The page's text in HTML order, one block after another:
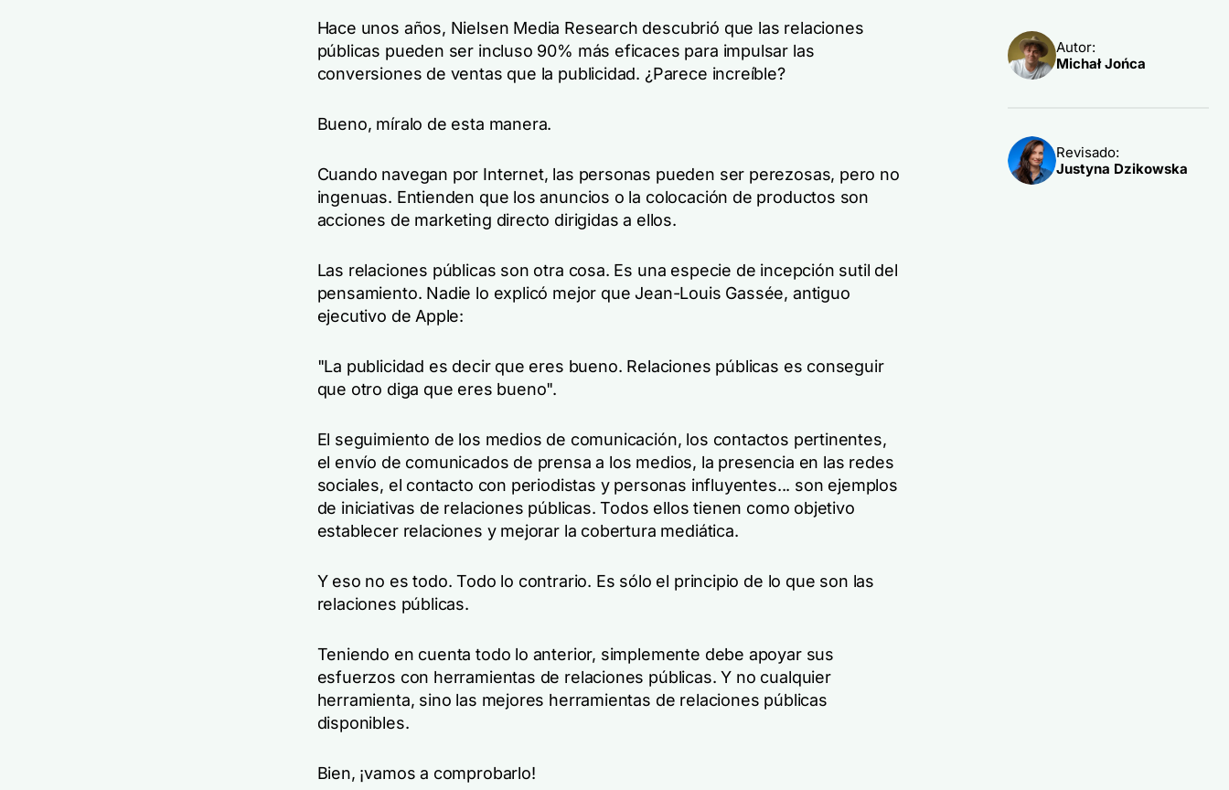
Hace unos años, Nielsen Media Research descubrió que las relaciones
públicas pueden ser incluso 90% más eficaces para impulsar las
conversiones de ventas que la publicidad. ¿Parece increíble?
Bueno, míralo de esta manera.
Cuando navegan por Internet, las personas pueden ser perezosas, pero no
ingenuas. Entienden que los anuncios o la colocación de productos son
acciones de marketing directo dirigidas a ellos.
Las relaciones públicas son otra cosa. Es una especie de incepción sutil del
pensamiento. Nadie lo explicó mejor que Jean-Louis Gassée, antiguo
ejecutivo de Apple:
"La publicidad es decir que eres bueno. Relaciones públicas es conseguir
que otro diga que eres bueno".
El seguimiento de los medios de comunicación, los contactos pertinentes,
el envío de comunicados de prensa a los medios, la presencia en las redes
sociales, el contacto con periodistas y personas influyentes... son ejemplos
de iniciativas de relaciones públicas. Todos ellos tienen como objetivo
establecer relaciones y mejorar la cobertura mediática.
Y eso no es todo. Todo lo contrario. Es sólo el principio de lo que son las
relaciones públicas.
Teniendo en cuenta todo lo anterior, simplemente debe apoyar sus
esfuerzos con herramientas de relaciones públicas. Y no cualquier
herramienta, sino las mejores herramientas de relaciones públicas
disponibles.
Bien, ¡vamos a comprobarlo!
Autor:
Michał Jońca
Revisado:
Justyna Dzikowska